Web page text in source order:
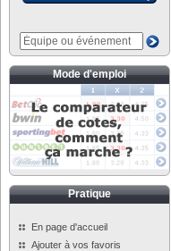
Mode d'emploi
Pratique
En page d'accueil
Ajouter à vos favoris